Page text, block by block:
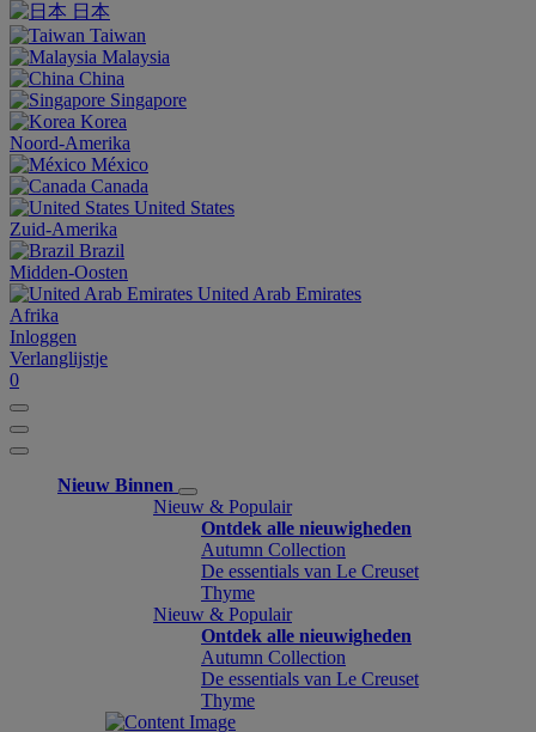
日本
Taiwan
Malaysia
China
Singapore
Korea
Noord-Amerika
México
Canada
United States
Zuid-Amerika
Brazil
Midden-Oosten
United Arab Emirates
Afrika
Inloggen
Verlanglijstje
0
Nieuw Binnen
Nieuw & Populair
Ontdek alle nieuwigheden
Autumn Collection
De essentials van Le Creuset
Thyme
Nieuw & Populair
Ontdek alle nieuwigheden
Autumn Collection
De essentials van Le Creuset
Thyme